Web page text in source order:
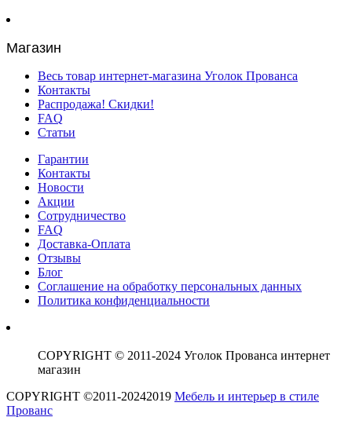
Магазин
Весь товар интернет-магазина Уголок Прованса
Контакты
Распродажа! Скидки!
FAQ
Статьи
Гарантии
Контакты
Новости
Акции
Сотрудничество
FAQ
Доставка-Оплата
Отзывы
Блог
Соглашение на обработку персональных данных
Политика конфиденциальности
COPYRIGHT © 2011-2024 Уголок Прованса интернет
магазин
COPYRIGHT ©2011-20242019 Мебель и интерьер в стиле
Прованс